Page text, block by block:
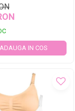
ADAUGA IN COS